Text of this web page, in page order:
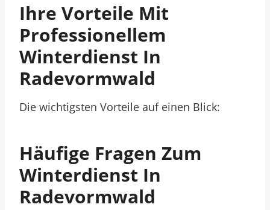
Ihre Vorteile Mit
Professionellem
Winterdienst In
Radevormwald
Die wichtigsten Vorteile auf einen Blick:
Häufige Fragen Zum
Winterdienst In
Radevormwald